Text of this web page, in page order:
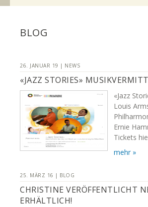
BLOG
26. JANUAR 19 | NEWS
«JAZZ STORIES»
«Jazz
Louis
Ernie
Tickets
mehr »
25. MÄRZ 16 | BLOG
CHRISTINE VERÖFFENTLICHT
ERHÄLTLICH!